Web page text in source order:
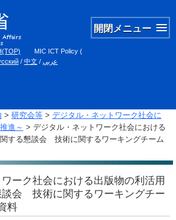
開閉メニュー
MIC ICT Policy (
/ 中文 / عربي
> 研究会等> デジタル・ネットワーク社会に
進～ > デジタル・ネットワーク社会における
する懇談会 技術に関するワーキングチーム
ーク社会における出版物の利活用
談会 技術に関するワーキングチー
料